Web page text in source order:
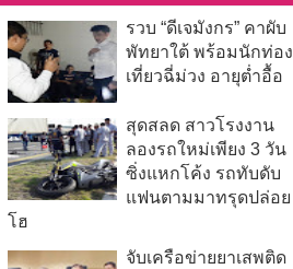
รวบ “ดีเจมังกร” คาผับ
พัทยาใต้ พร้อมนักท่อง
เที่ยวฉี่ม่วง อายุต่ำอื้อ
สุดสลด สาวโรงงาน
ลองรถใหม่เพียง 3 วัน
ซิ่งแหกโค้ง รถทับดับ
แฟนตามมาทรุดปล่อย
โฮ
จับเครือข่ายยาเสพติด